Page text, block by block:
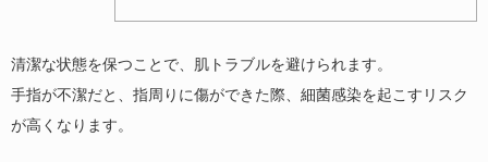
清潔な状態を保つことで、肌トラブルを避けられます。
手指が不潔だと、指周りに傷ができた際、細菌感染を起こすリスク
が高くなります。